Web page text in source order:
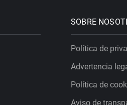
SOBRE
Política de
Advertencia
Política de
Aviso de